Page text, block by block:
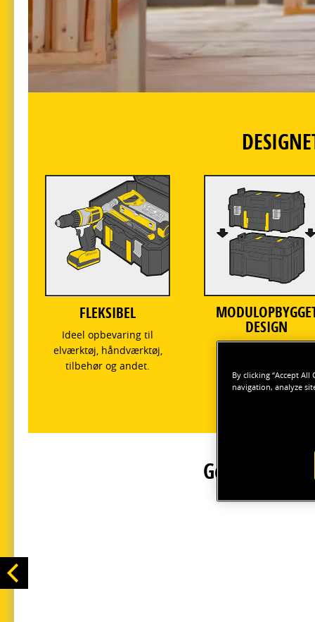
FLEKSIBEL
Ideel opbevaring til
elværktøj, håndværktøj,
tilbehør og andet.
DESIGN
sammenlåses til
maksimal
Gennemse
By clicking “Accept
navigation, analyze